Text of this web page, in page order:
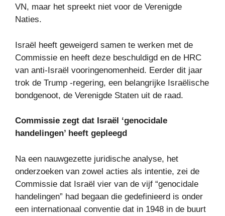
VN, maar het spreekt niet voor de Verenigde
Naties.
Israël heeft geweigerd samen te werken met de
Commissie en heeft deze beschuldigd en de HRC
van anti-Israël vooringenomenheid. Eerder dit jaar
trok de Trump -regering, een belangrijke Israëlische
bondgenoot, de Verenigde Staten uit de raad.
Commissie zegt dat Israël ‘genocidale
handelingen’ heeft gepleegd
Na een nauwgezette juridische analyse, het
onderzoeken van zowel acties als intentie, zei de
Commissie dat Israël vier van de vijf “genocidale
handelingen” had begaan die gedefinieerd is onder
een internationaal conventie dat in 1948 in de buurt